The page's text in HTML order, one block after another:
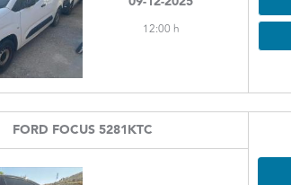
12:00 h
FORD FOCUS 5281KTC